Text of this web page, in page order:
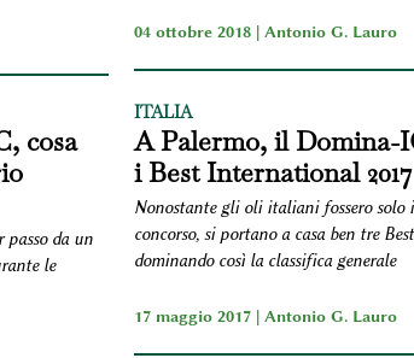
04 ottobre 2018 | Antonio G. Lauro
cosa
passo da un
le
ITALIA
A Palermo, il Domina-
i Best International 2017
Nonostante gli oli italiani fossero solo
concorso, si portano a casa ben tre
dominando così la classifica generale
17 maggio 2017 | Antonio G. Lauro